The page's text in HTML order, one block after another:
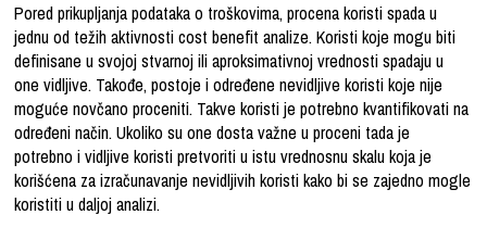
Pored prikupljanja podataka o troškovima, procena koristi spada u
jednu od težih aktivnosti cost benefit analize. Koristi koje mogu biti
definisane u svojoj stvarnoj ili aproksimativnoj vrednosti spadaju u
one vidljive. Takođe, postoje i određene nevidljive koristi koje nije
moguće novčano proceniti. Takve koristi je potrebno kvantifikovati na
određeni način. Ukoliko su one dosta važne u proceni tada je
potrebno i vidljive koristi pretvoriti u istu vrednosnu skalu koja je
korišćena za izračunavanje nevidljivih koristi kako bi se zajedno mogle
koristiti u daljoj analizi.